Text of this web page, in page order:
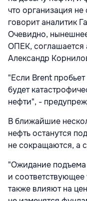
что организация
говорит аналитик
Очевидно,
ОПЕК, соглашается
Александр
"Если Brent
будет
нефти", -
В ближайшие
нефть останутся
не сокращаются, а
"Ожидание
и
также влияют на